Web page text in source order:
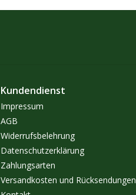
Kundendienst
Impressum
AGB
Widerrufsbelehrung
Datenschutzerklärung
Zahlungsarten
Versandkosten und Rücksendungen